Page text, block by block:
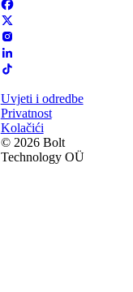
Uvjeti i odredbe
Privatnost
Kolačići
© 2026 Bolt
Technology OÜ